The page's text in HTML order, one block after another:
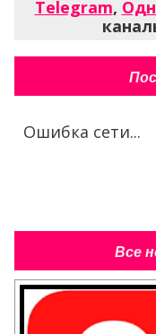
Telegram,
Ошибка сети...
Все